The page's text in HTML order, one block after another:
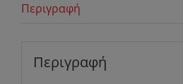
Περιγραφή
Περιγραφή